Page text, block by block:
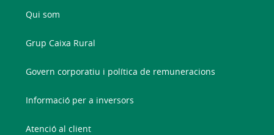
Qui som
Grup Caixa Rural
Govern corporatiu i política de remuneracions
Informació per a inversors
Atenció al client